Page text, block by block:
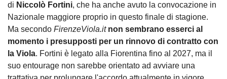
di Niccolò Fortini, che ha anche avuto la convocazione in
Nazionale maggiore proprio in questo finale di stagione.
Ma secondo FirenzeViola.it non sembrano esserci al
momento i presupposti per un rinnovo di contratto con
la Viola. Fortini è legato alla Fiorentina fino al 2027, ma il
suo entourage non sarebbe orientato ad avviare una